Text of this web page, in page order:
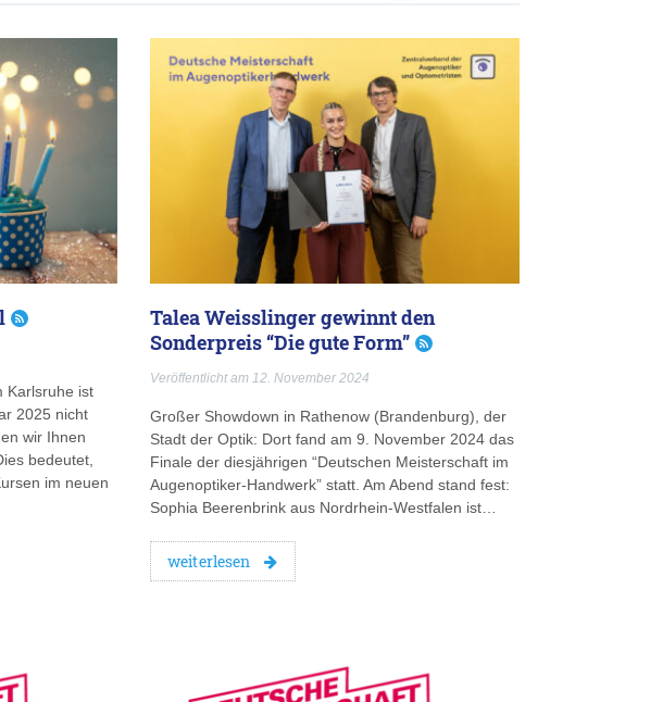
Karlsruhe ist
2025 nicht
wir Ihnen
bedeutet,
im neuen
Talea Weisslinger gewinnt den
Sonderpreis “Die gute Form”
Veröffentlicht am 12. November 2024
Großer Showdown in Rathenow (Brandenburg), der
Stadt der Optik: Dort fand am 9. November 2024 das
Finale der diesjährigen “Deutschen Meisterschaft im
Augenoptiker-Handwerk” statt. Am Abend stand fest:
Sophia Beerenbrink aus Nordrhein-Westfalen ist…
weiterlesen